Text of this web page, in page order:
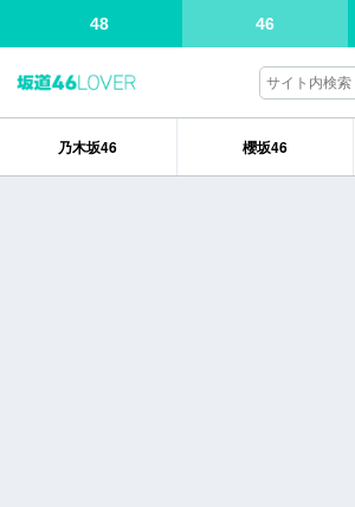
48 46
乃木坂46 櫻坂46